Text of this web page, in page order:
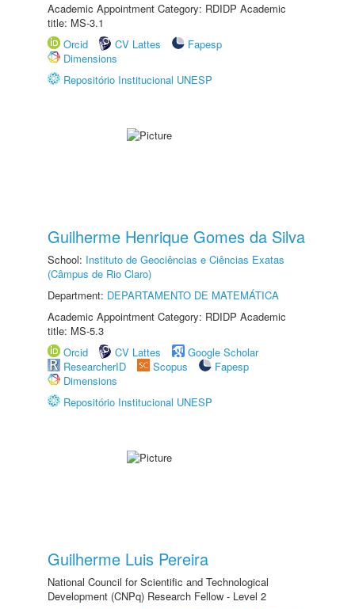
Academic Appointment Category: RDIDP Academic
title: MS-3.1
Orcid
CV Lattes
Fapesp
Dimensions
Repositório Institucional UNESP
Guilherme Henrique Gomes da Silva
School: Instituto de Geociências e Ciências Exatas
(Câmpus de Rio Claro)
Department: DEPARTAMENTO DE MATEMÁTICA
Academic Appointment Category: RDIDP Academic
title: MS-5.3
Orcid
CV Lattes
Google Scholar
ResearcherID
Scopus
Fapesp
Dimensions
Repositório Institucional UNESP
Guilherme Luis Pereira
National Council for Scientific and Technological
Development (CNPq) Research Fellow - Level 2